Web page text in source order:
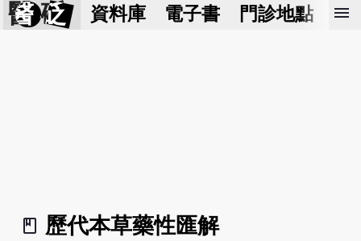
醫 砭 資料庫 電子書 門診地點 預
menu
book_2
歷代本草藥性匯解